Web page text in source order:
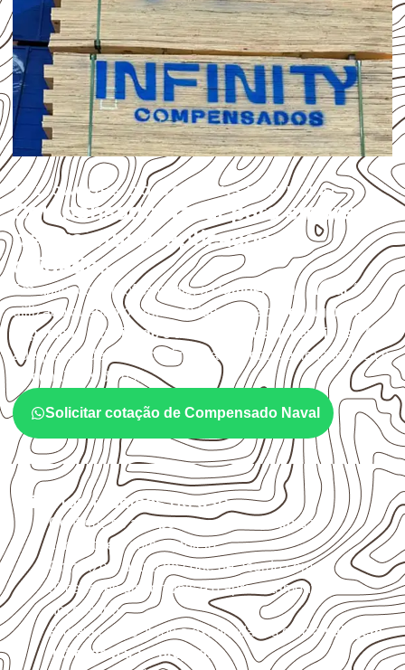
APLICAÇÕES DO COMPENSADO NAVAL
Compensado Naval para empresas
de Brejetuba: aplicações e
cuidados
Em aplicações profissionais, oCompensado Navalé
utilizado quando o projeto exige atenção à colagem, à
exposição à umidade e à estabilidade dimensional . A
adequação deve ser confirmada conforme a ficha técnica e
as condições de uso.
Solicitar cotação de Compensado Naval
Critérios técnicos de uso
Confirme se a espessura e o formatosão
compatíveis com o projeto.
Organize o plano de corte de acordo com as
dimensões disponíveis e o aproveitamento
necessário.
Proteja cortes, furos e extremidades com aselagem
indicada para o projeto.